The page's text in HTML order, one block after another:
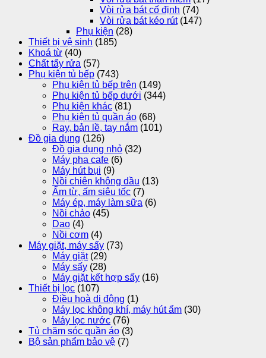
Vòi rửa bát cố định (74)
Vòi rửa bát kéo rút (147)
Phụ kiện (28)
Thiết bị vệ sinh (185)
Khoá từ (40)
Chất tẩy rửa (57)
Phụ kiện tủ bếp (743)
Phụ kiện tủ bếp trên (149)
Phụ kiện tủ bếp dưới (344)
Phụ kiện khác (81)
Phụ kiện tủ quần áo (68)
Ray, bản lề, tay nắm (101)
Đồ gia dụng (126)
Đồ gia dụng nhỏ (32)
Máy pha cafe (6)
Máy hút bụi (9)
Nồi chiên không dầu (13)
Ấm từ, ấm siêu tốc (7)
Máy ép, máy làm sữa (6)
Nồi chảo (45)
Dao (4)
Nồi cơm (4)
Máy giặt, máy sấy (73)
Máy giặt (29)
Máy sấy (28)
Máy giặt kết hợp sấy (16)
Thiết bị lọc (107)
Điều hoà di động (1)
Máy lọc không khí, máy hút ẩm (30)
Máy lọc nước (76)
Tủ chăm sóc quần áo (3)
Bộ sản phẩm bảo vệ (7)